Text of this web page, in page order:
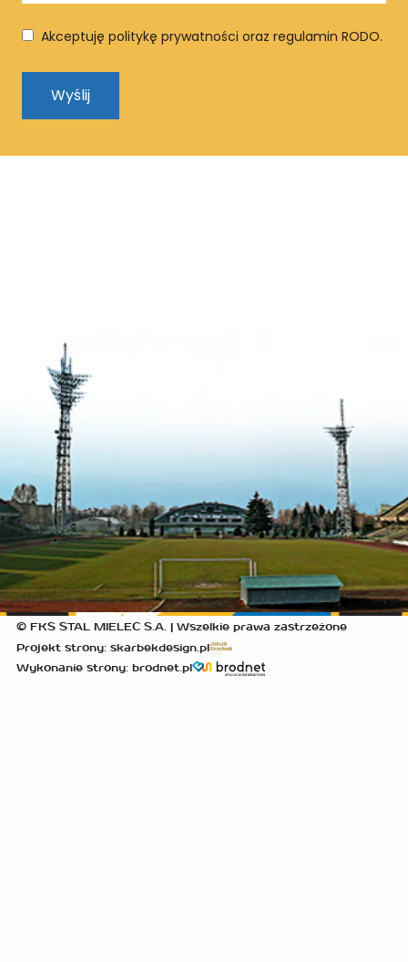
Akceptuję politykę prywatności oraz regulamin RODO.
© FKS STAL MIELEC S.A. | Wszelkie prawa zastrzeżone
Projekt strony: skarbekdesign.pl
Wykonanie strony: brodnet.pl